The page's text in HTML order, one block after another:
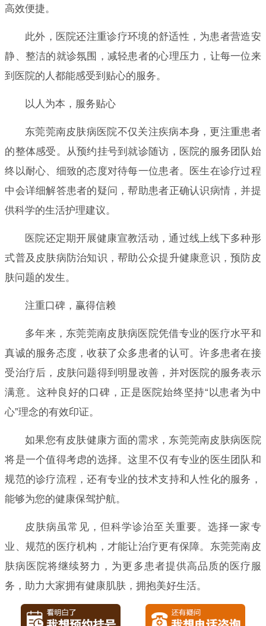
高效便捷。
此外，医院还注重诊疗环境的舒适性，为患者营造安
静、整洁的就诊氛围，减轻患者的心理压力，让每一位来
到医院的人都能感受到贴心的服务。
以人为本，服务贴心
东莞莞南皮肤病医院不仅关注疾病本身，更注重患者
的整体感受。从预约挂号到就诊随访，医院的服务团队始
终以耐心、细致的态度对待每一位患者。医生在诊疗过程
中会详细解答患者的疑问，帮助患者正确认识病情，并提
供科学的生活护理建议。
医院还定期开展健康宣教活动，通过线上线下多种形
式普及皮肤病防治知识，帮助公众提升健康意识，预防皮
肤问题的发生。
注重口碑，赢得信赖
多年来，东莞莞南皮肤病医院凭借专业的医疗水平和
真诚的服务态度，收获了众多患者的认可。许多患者在接
受治疗后，皮肤问题得到明显改善，并对医院的服务表示
满意。这种良好的口碑，正是医院始终坚持“以患者为中
心”理念的有效印证。
如果您有皮肤健康方面的需求，东莞莞南皮肤病医院
将是一个值得考虑的选择。这里不仅有专业的医生团队和
规范的诊疗流程，还有专业的技术支持和人性化的服务，
能够为您的健康保驾护航。
皮肤病虽常见，但科学诊治至关重要。选择一家专
业、规范的医疗机构，才能让治疗更有保障。东莞莞南皮
肤病医院将继续努力，为更多患者提供高品质的医疗服
务，助力大家拥有健康肌肤，拥抱美好生活。